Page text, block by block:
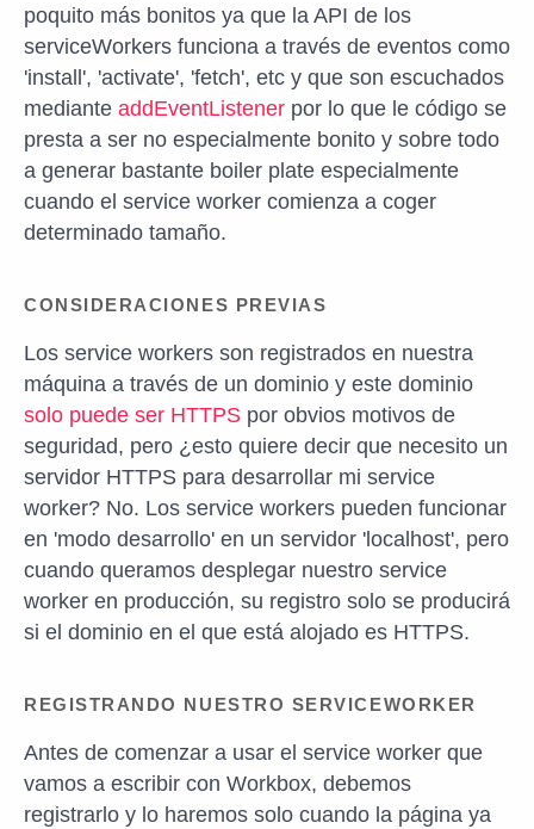
poquito más bonitos ya que la API de los
serviceWorkers funciona a través de eventos como
'install', 'activate', 'fetch', etc y que son escuchados
mediante addEventListener por lo que le código se
presta a ser no especialmente bonito y sobre todo
a generar bastante boiler plate especialmente
cuando el service worker comienza a coger
determinado tamaño.
CONSIDERACIONES PREVIAS
Los service workers son registrados en nuestra
máquina a través de un dominio y este dominio
solo puede ser HTTPS por obvios motivos de
seguridad, pero ¿esto quiere decir que necesito un
servidor HTTPS para desarrollar mi service
worker? No. Los service workers pueden funcionar
en 'modo desarrollo' en un servidor 'localhost', pero
cuando queramos desplegar nuestro service
worker en producción, su registro solo se producirá
si el dominio en el que está alojado es HTTPS.
REGISTRANDO NUESTRO SERVICEWORKER
Antes de comenzar a usar el service worker que
vamos a escribir con Workbox, debemos
registrarlo y lo haremos solo cuando la página ya